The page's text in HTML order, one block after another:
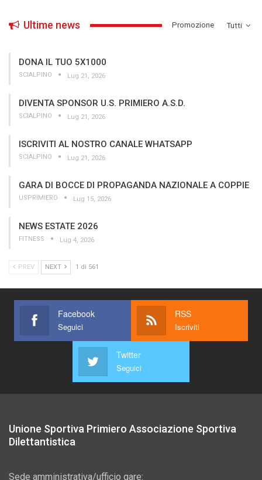
Tutti
Ultime news ­Promozione
DONA IL TUO 5X1000
SCIALPINO Lug 21, 2026
DIVENTA SPONSOR U.S. PRIMIERO A.S.D.
SCIALPINO Lug 21, 2026
ISCRIVITI AL NOSTRO CANALE WHATSAPP
SCIALPINO Lug 21, 2026
GARA DI BOCCE DI PROPAGANDA NAZIONALE A COPPIE
USPRIMIERO Lug 15, 2026
NEWS ESTATE 2026
FITNESS Lug 4, 2026
PREV NEXT 1 di 561
Facebook
Seguici
RSS
Iscriviti
Twitter
Seguici
Unione Sportiva Primiero Associazione Sportiva
Dilettantistica
Sede amministrativa/ufficio gare: